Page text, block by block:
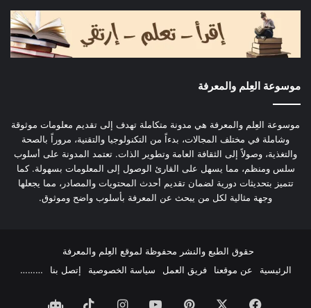
موسوعة العِلم والمعرفة
موسوعة العِلم والمعرفة هي مدونة متكاملة تهدف إلى تقديم معلومات موثوقة
وشاملة في مختلف المجالات، بدءاً من التكنولوجيا والتقنية، مروراً بالصحة
والتغذية، وصولاً إلى الثقافة العامة وتطوير الذات. تعتمد المدونة على أسلوب
سلس ومنظم، مما يسهل على القارئ الوصول إلى المعلومات بسهولة. كما
تتميز بتحديثات دورية لضمان تقديم أحدث المحتويات والمصادر، مما يجعلها
وجهة مثالية لكل من يبحث عن المعرفة بأسلوب واضح وموثوق.
حقوق الطبع والنشر محفوظة لموقع العِلم والمعرفة
الرئيسية
عن موقعنا فريق العمل سياسة الخصوصية إتصل بنا ………
فيسبوك بينتيريست‫YouTubeانستقرام ‫TikTokالذكاء